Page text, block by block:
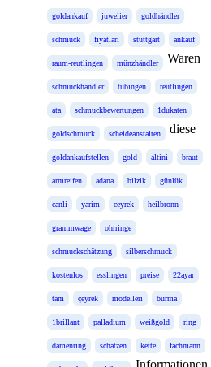
goldankauf juwelier goldhändler
schmuck fiyatlari stuttgart ankauf
raum-reutlingen münzhändler
schmuckhändler tübingen reutlingen
ata schmuckbewertungen 1dukaten
goldschmuck scheideanstalten
goldankaufstellen gold altini braut
armreifen adana bilzik günlük
canli yarim ceyrek heilbronn
grammwage ohrringe
schmuckschätzung silberschmuck
kostenlos esslingen preise 22ayar
tam çeyrek modelleri burma
1brillant palladium weißgold ring
damenring schätzen kette fachmann
Waren
diese
Informationen